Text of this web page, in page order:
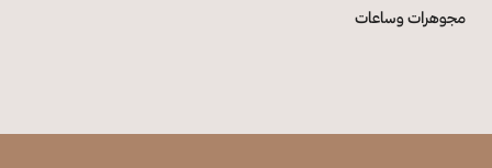
مجوهرات وساعات